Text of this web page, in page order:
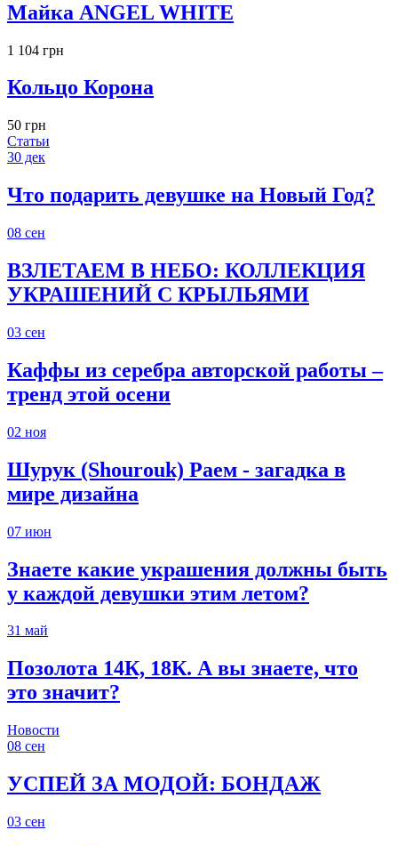
Майка ANGEL WHITE
1 104 грн
Кольцо Корона
50 грн
Статьи
30 дек
Что подарить девушке на Новый Год?
08 сен
ВЗЛЕТАЕМ В НЕБО: КОЛЛЕКЦИЯ
УКРАШЕНИЙ С КРЫЛЬЯМИ
03 сен
Каффы из серебра авторской работы –
тренд этой осени
02 ноя
Шурук (Shourouk) Раем - загадка в
мире дизайна
07 июн
Знаете какие украшения должны быть
у каждой девушки этим летом?
31 май
Позолота 14К, 18К. А вы знаете, что
это значит?
Новости
08 сен
УСПЕЙ ЗА МОДОЙ: БОНДАЖ
03 сен